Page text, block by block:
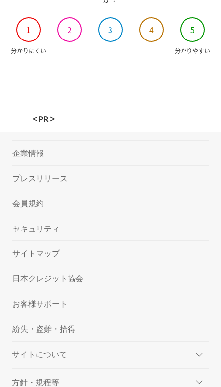
1 2 3 4 5
分かりにくい 分かりやすい
＜PR＞
企業情報
プレスリリース
会員規約
セキュリティ
サイトマップ
日本クレジット協会
お客様サポート
紛失・盗難・拾得
サイトについて
方針・規程等